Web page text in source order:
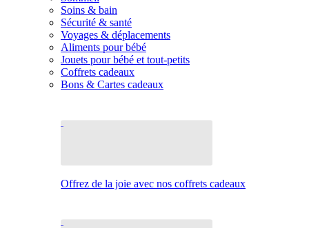
Soins & bain
Sécurité & santé
Voyages & déplacements
Aliments pour bébé
Jouets pour bébé et tout-petits
Coffrets cadeaux
Bons & Cartes cadeaux
Offrez de la joie avec nos coffrets cadeaux